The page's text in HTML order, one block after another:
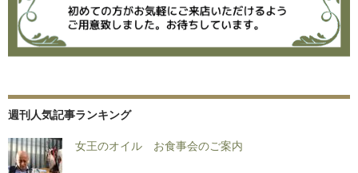
週刊人気記事ランキング
女王のオイル お食事会のご案内